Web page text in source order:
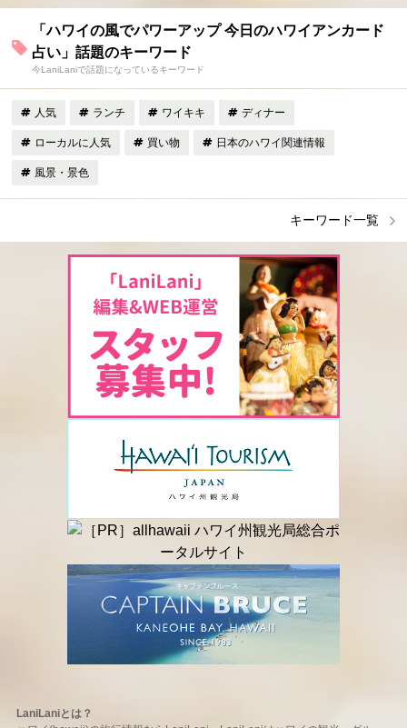
「ハワイの風でパワーアップ 今日のハワイアンカード
占い」話題のキーワード
今LaniLaniで話題になっているキーワード
人気 ランチ ワイキキ ディナー
ローカルに人気 買い物 日本のハワイ関連情報
風景・景色
キーワード一覧
LaniLaniとは？